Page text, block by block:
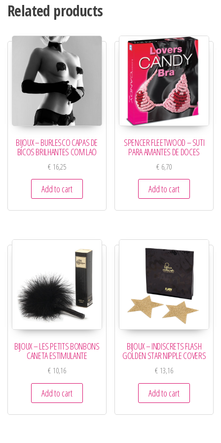
Related products
BIJOUX – BURLESCO CAPAS DE
BICOS BRILHANTES COM LAO
€16,25
Add to cart
SPENCER FLEETWOOD – SUTI
PARA AMANTES DE DOCES
€ 6,70
Add to cart
BIJOUX – LES PETITS BONBONS
CANETA ESTIMULANTE
€10,16
Add to cart
BIJOUX – INDISCRETS FLASH
GOLDEN STAR NIPPLE COVERS
€ 13,16
Add to cart